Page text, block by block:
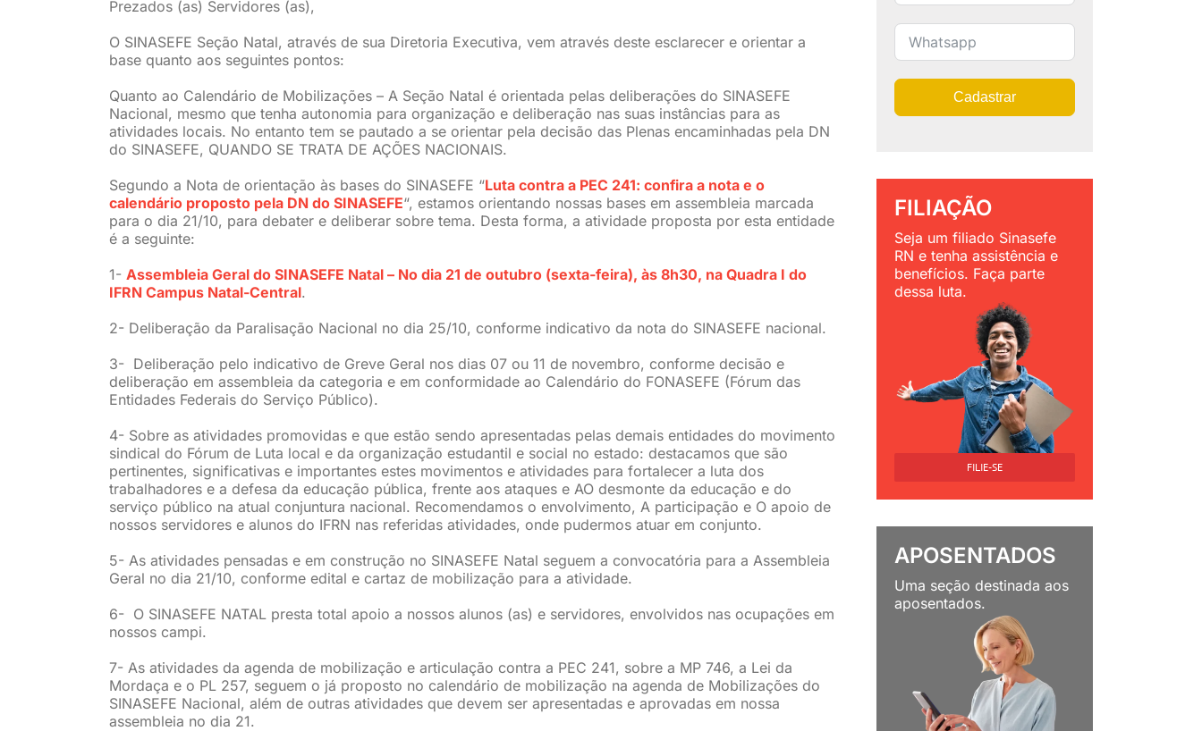
Prezados (as) Servidores (as),
O SINASEFE Seção Natal, através de sua Diretoria Executiva, vem através deste esclarecer e orientar a
base quanto aos seguintes pontos:
Quanto ao Calendário de Mobilizações – A Seção Natal é orientada pelas deliberações do SINASEFE
Nacional, mesmo que tenha autonomia para organização e deliberação nas suas instâncias para as
atividades locais. No entanto tem se pautado a se orientar pela decisão das Plenas encaminhadas pela DN
do SINASEFE, QUANDO SE TRATA DE AÇÕES NACIONAIS.
Segundo a Nota de orientação às bases do SINASEFE “Luta contra a PEC 241: confira a nota e o
calendário proposto pela DN do SINASEFE“, estamos orientando nossas bases em assembleia marcada
para o dia 21/10, para debater e deliberar sobre tema. Desta forma, a atividade proposta por esta entidade
é a seguinte:
1- Assembleia Geral do SINASEFE Natal – No dia 21 de outubro (sexta-feira), às 8h30, na Quadra I do
IFRN Campus Natal-Central.
2- Deliberação da Paralisação Nacional no dia 25/10, conforme indicativo da nota do SINASEFE nacional.
3- Deliberação pelo indicativo de Greve Geral nos dias 07 ou 11 de novembro, conforme decisão e
deliberação em assembleia da categoria e em conformidade ao Calendário do FONASEFE (Fórum das
Entidades Federais do Serviço Público).
4- Sobre as atividades promovidas e que estão sendo apresentadas pelas demais entidades do movimento
sindical do Fórum de Luta local e da organização estudantil e social no estado: destacamos que são
pertinentes, significativas e importantes estes movimentos e atividades para fortalecer a luta dos
trabalhadores e a defesa da educação pública, frente aos ataques e AO desmonte da educação e do
serviço público na atual conjuntura nacional. Recomendamos o envolvimento, A participação e O apoio de
nossos servidores e alunos do IFRN nas referidas atividades, onde pudermos atuar em conjunto.
5- As atividades pensadas e em construção no SINASEFE Natal seguem a convocatória para a Assembleia
Geral no dia 21/10, conforme edital e cartaz de mobilização para a atividade.
6- O SINASEFE NATAL presta total apoio a nossos alunos (as) e servidores, envolvidos nas ocupações em
nossos campi.
7- As atividades da agenda de mobilização e articulação contra a PEC 241, sobre a MP 746, a Lei da
Mordaça e o PL 257, seguem o já proposto no calendário de mobilização na agenda de Mobilizações do
SINASEFE Nacional, além de outras atividades que devem ser apresentadas e aprovadas em nossa
assembleia no dia 21.
Cadastrar
FILIAÇÃO
Seja um filiado Sinasefe
RN e tenha assistência e
benefícios. Faça parte
dessa luta.
FILIE-SE
APOSENTADOS
Uma seção destinada aos
aposentados.